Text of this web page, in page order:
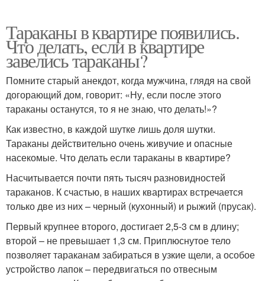
Тараканы в квартире появились.
Что делать, если в квартире
завелись тараканы?
Помните старый анекдот, когда мужчина, глядя на свой
догорающий дом, говорит: «Ну, если после этого
тараканы останутся, то я не знаю, что делать!»?
Как известно, в каждой шутке лишь доля шутки.
Тараканы действительно очень живучие и опасные
насекомые. Что делать если тараканы в квартире?
Насчитывается почти пять тысяч разновидностей
тараканов. К счастью, в наших квартирах встречается
только две из них – черный (кухонный) и рыжий (прусак).
Первый крупнее второго, достигает 2,5-3 см в длину;
второй – не превышает 1,3 см. Приплюснутое тело
позволяет тараканам забираться в узкие щели, а особое
устройство лапок – передвигаться по отвесным